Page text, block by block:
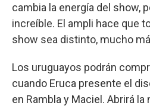
cambia la energía del show,
increíble. El ampli hace que
show sea distinto, mucho
Los uruguayos podrán
cuando Eruca presente el
en Rambla y Maciel. Abrirá la